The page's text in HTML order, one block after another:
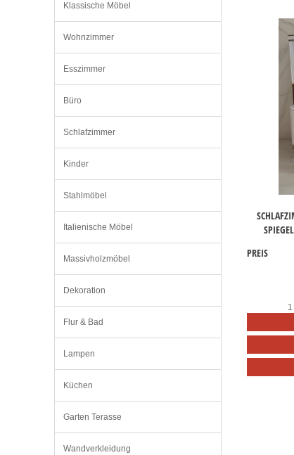
PREIS
Klassische Möbel
Wohnzimmer
Esszimmer
Büro
Schlafzimmer
Kinder
Stahlmöbel
Italienische Möbel
Massivholzmöbel
Dekoration
Flur & Bad
Lampen
Küchen
Garten Terasse
Wandverkleidung